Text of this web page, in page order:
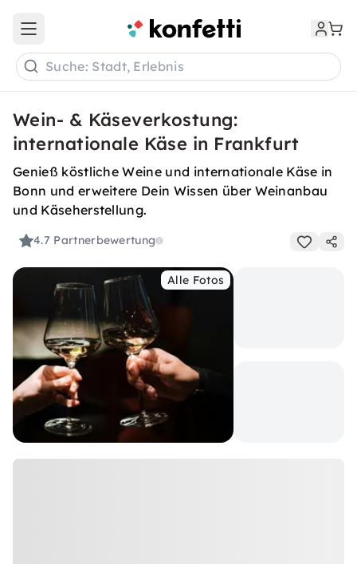
Open main menu
Suche: Stadt, Erlebnis
Wein- & Käseverkostung:
internationale Käse in Frankfurt
Genieß köstliche Weine und internationale Käse in
Bonn und erweitere Dein Wissen über Weinanbau
und Käseherstellung.
4.7 Partnerbewertung
Alle Fotos